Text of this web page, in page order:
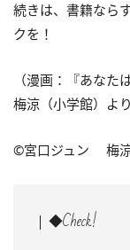
続きは、書籍なら
クを！
（漫画：『あなた
梅涼（小学館）よ
©宮口ジュン 梅
◆Check!